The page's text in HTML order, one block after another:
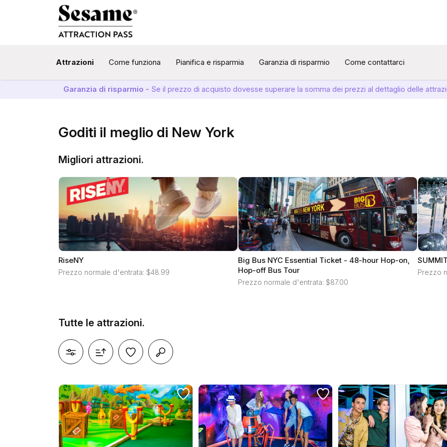
Attrazioni Come funziona Pianifica e risparmia Garanzia di risparmio Come contattarci
Garanzia di risparmio - Se il prezzo di acquisto dovesse superare la somma dei prezzi al dettaglio delle
Goditi il meglio di New York
Migliori attrazioni.
RiseNY
Prezzo normale d'entrata: $48.99
Big Bus NYC Essential Ticket - 48-hour Hop-on,
Hop-off Bus Tour
Prezzo normale d'entrata: $87.00
Prezzo
Tutte le attrazioni.